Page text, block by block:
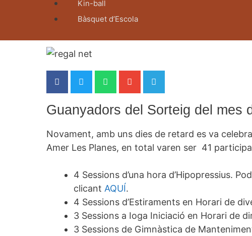
Kin-ball
Bàsquet d’Escola
Guanyadors del Sorteig del mes
Novament, amb uns dies de retard es va
Amer Les Planes, en total varen ser 41
4 Sessions d’una hora d’Hipopressius.
clicant AQUÍ.
4 Sessions d’Estiraments en Horari de
3 Sessions a Ioga Iniciació en Horari de
3 Sessions de Gimnàstica de